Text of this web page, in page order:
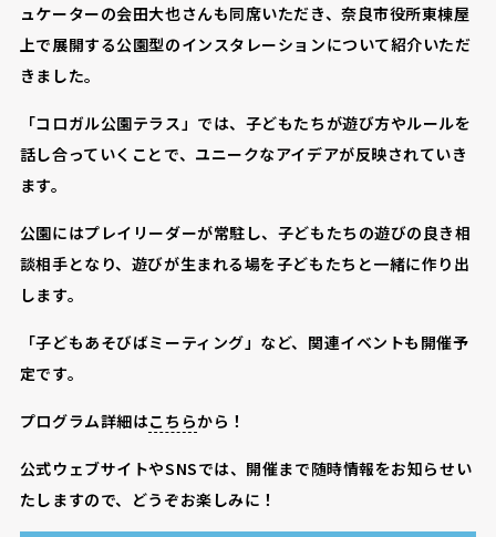
ュケーターの会田大也さんも同席いただき、奈良市役所東棟屋
上で展開する公園型のインスタレーションについて紹介いただ
きました。
「コロガル公園テラス」では、子どもたちが遊び方やルールを
話し合っていくことで、ユニークなアイデアが反映されていき
ます。
公園にはプレイリーダーが常駐し、子どもたちの遊びの良き相
談相手となり、遊びが生まれる場を子どもたちと一緒に作り出
します。
「子どもあそびばミーティング」など、関連イベントも開催予
定です。
プログラム詳細はこちらから！
公式ウェブサイトやSNSでは、開催まで随時情報をお知らせい
たしますので、どうぞお楽しみに！